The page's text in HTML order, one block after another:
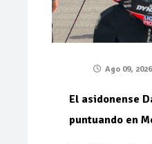
Ago 09, 2026
El asidonense
puntuando en